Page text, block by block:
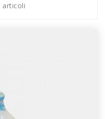
articoli